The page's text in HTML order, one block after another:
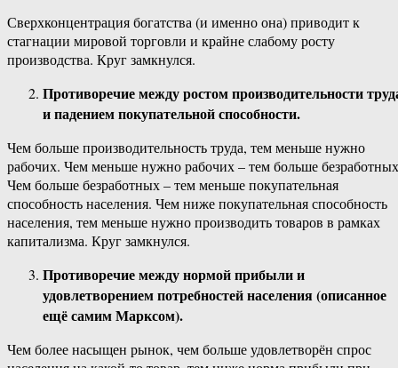
Сверхконцентрация богатства (и именно она) приводит к
стагнации мировой торговли и крайне слабому росту
производства. Круг замкнулся.
Противоречие между ростом производительности
и падением покупательной способности.
Чем больше производительность труда, тем меньше нужно
рабочих. Чем меньше нужно рабочих – тем больше
Чем больше безработных – тем меньше покупательная
способность населения. Чем ниже покупательная способность
населения, тем меньше нужно производить товаров в рамках
капитализма. Круг замкнулся.
Противоречие между нормой прибыли и
удовлетворением потребностей населения (описанное
ещё самим Марксом).
Чем более насыщен рынок, чем больше удовлетворён спрос